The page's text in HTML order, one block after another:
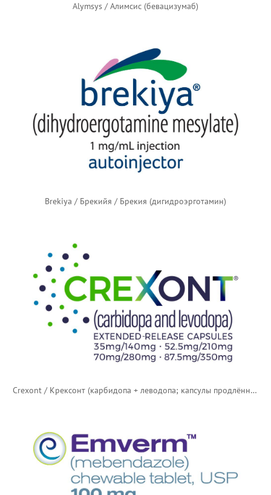
Alymsys / Алимсис (бевацизумаб)
Brekiya / Брекийя / Брекия (дигидроэрготамин)
Crexont / Крексонт (карбидопа + леводопа; капсулы продлённого действия)